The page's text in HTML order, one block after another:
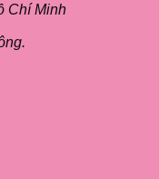
Chí Minh